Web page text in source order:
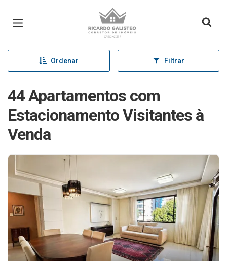
Página inicial
Ordenar Filtrar
44 Apartamentos com
Estacionamento Visitantes à
Venda